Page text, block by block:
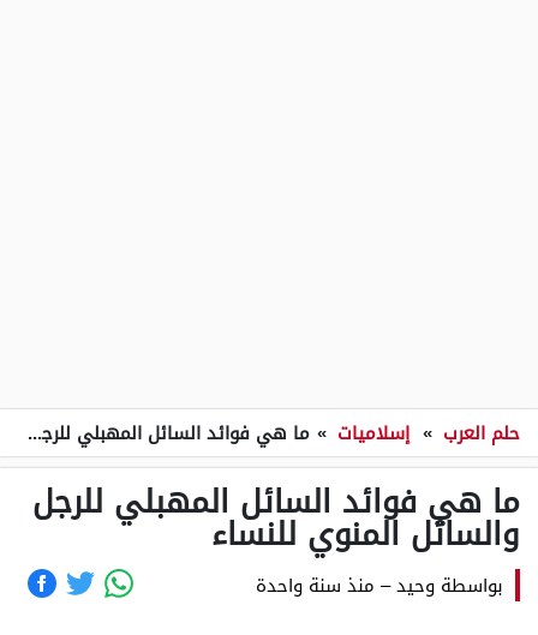
حلم العرب » إسلاميات » ما هي فوائد السائل المهبلي للرجل والسائل المنوي للنساء
ما هي فوائد السائل المهبلي للرجل
والسائل المنوي للنساء
بواسطة وحيد– منذ سنة واحدة